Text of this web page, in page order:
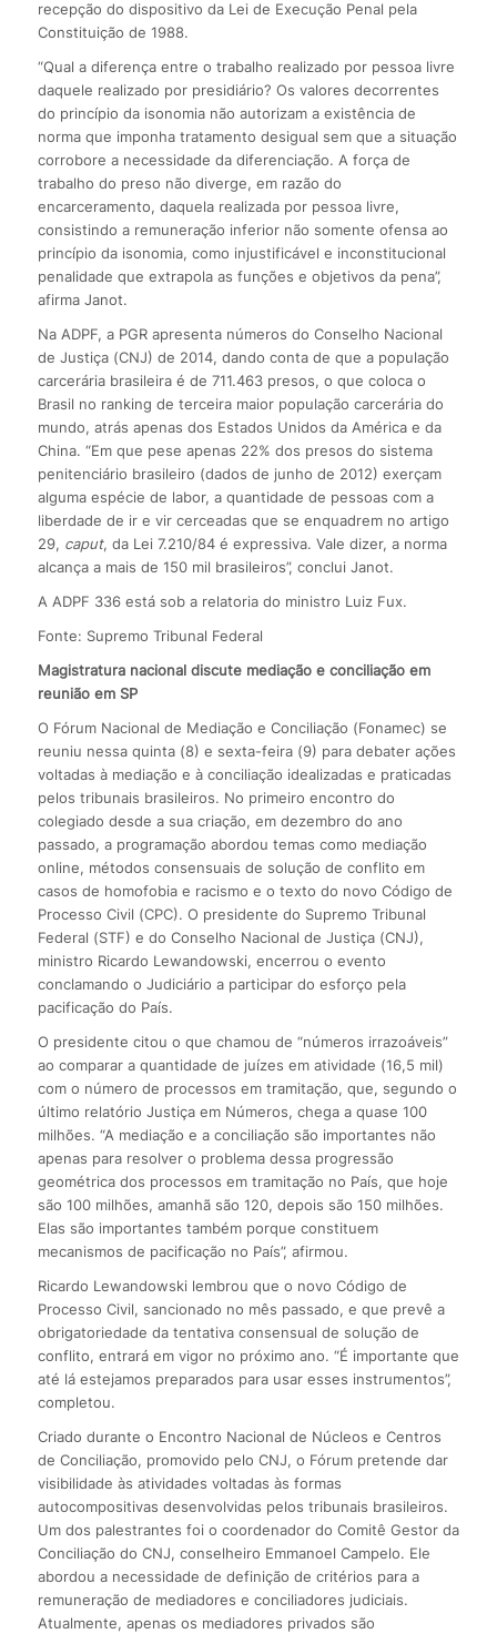
recepção do dispositivo da Lei de Execução Penal pela
Constituição de 1988.
“Qual a diferença entre o trabalho realizado por pessoa livre
daquele realizado por presidiário? Os valores decorrentes
do princípio da isonomia não autorizam a existência de
norma que imponha tratamento desigual sem que a situação
corrobore a necessidade da diferenciação. A força de
trabalho do preso não diverge, em razão do
encarceramento, daquela realizada por pessoa livre,
consistindo a remuneração inferior não somente ofensa ao
princípio da isonomia, como injustificável e inconstitucional
penalidade que extrapola as funções e objetivos da pena”,
afirma Janot.
Na ADPF, a PGR apresenta números do Conselho Nacional
de Justiça (CNJ) de 2014, dando conta de que a população
carcerária brasileira é de 711.463 presos, o que coloca o
Brasil no ranking de terceira maior população carcerária do
mundo, atrás apenas dos Estados Unidos da América e da
China. “Em que pese apenas 22% dos presos do sistema
penitenciário brasileiro (dados de junho de 2012) exerçam
alguma espécie de labor, a quantidade de pessoas com a
liberdade de ir e vir cerceadas que se enquadrem no artigo
29, caput, da Lei 7.210/84 é expressiva. Vale dizer, a norma
alcança a mais de 150 mil brasileiros”, conclui Janot.
A ADPF 336 está sob a relatoria do ministro Luiz Fux.
Fonte: Supremo Tribunal Federal
Magistratura nacional discute mediação e conciliação em
reunião em SP
O Fórum Nacional de Mediação e Conciliação (Fonamec) se
reuniu nessa quinta (8) e sexta-feira (9) para debater ações
voltadas à mediação e à conciliação idealizadas e praticadas
pelos tribunais brasileiros. No primeiro encontro do
colegiado desde a sua criação, em dezembro do ano
passado, a programação abordou temas como mediação
online, métodos consensuais de solução de conflito em
casos de homofobia e racismo e o texto do novo Código de
Processo Civil (CPC). O presidente do Supremo Tribunal
Federal (STF) e do Conselho Nacional de Justiça (CNJ),
ministro Ricardo Lewandowski, encerrou o evento
conclamando o Judiciário a participar do esforço pela
pacificação do País.
O presidente citou o que chamou de “números irrazoáveis”
ao comparar a quantidade de juízes em atividade (16,5 mil)
com o número de processos em tramitação, que, segundo o
último relatório Justiça em Números, chega a quase 100
milhões. “A mediação e a conciliação são importantes não
apenas para resolver o problema dessa progressão
geométrica dos processos em tramitação no País, que hoje
são 100 milhões, amanhã são 120, depois são 150 milhões.
Elas são importantes também porque constituem
mecanismos de pacificação no País”, afirmou.
Ricardo Lewandowski lembrou que o novo Código de
Processo Civil, sancionado no mês passado, e que prevê a
obrigatoriedade da tentativa consensual de solução de
conflito, entrará em vigor no próximo ano. “É importante que
até lá estejamos preparados para usar esses instrumentos”,
completou.
Criado durante o Encontro Nacional de Núcleos e Centros
de Conciliação, promovido pelo CNJ, o Fórum pretende dar
visibilidade às atividades voltadas às formas
autocompositivas desenvolvidas pelos tribunais brasileiros.
Um dos palestrantes foi o coordenador do Comitê Gestor da
Conciliação do CNJ, conselheiro Emmanoel Campelo. Ele
abordou a necessidade de definição de critérios para a
remuneração de mediadores e conciliadores judiciais.
Atualmente, apenas os mediadores privados são